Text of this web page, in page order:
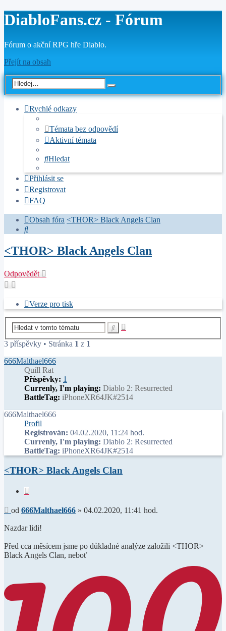
DiabloFans.cz - Fórum
Fórum o akční RPG hře Diablo.
Přejít na obsah
Rychlé odkazy
Témata bez odpovědí
Aktivní témata
Hledat
Přihlásit se
Registrovat
FAQ
Obsah fóra <THOR> Black Angels Clan
Hledat
<THOR> Black Angels Clan
Odpovědět
Verze pro tisk
3 příspěvky • Stránka 1 z 1
666Malthael666
Quill Rat
Příspěvky: 1
Currenly, I'm playing: Diablo 2: Resurrected
BattleTag: iPhoneXR64JK#2514
666Malthael666
Profil
Registrován: 04.02.2020, 11:24 hod.
Currenly, I'm playing: Diablo 2: Resurrected
BattleTag: iPhoneXR64JK#2514
<THOR> Black Angels Clan
Citace
Příspěvek
od 666Malthael666 » 04.02.2020, 11:41 hod.
Nazdar lidi!
Před cca měsícem jsme po důkladné analýze založili <THOR>
Black Angels Clan, neboť